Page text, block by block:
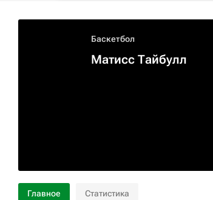
Баскетбол
Матисс Тайбулл
Главное Статистика